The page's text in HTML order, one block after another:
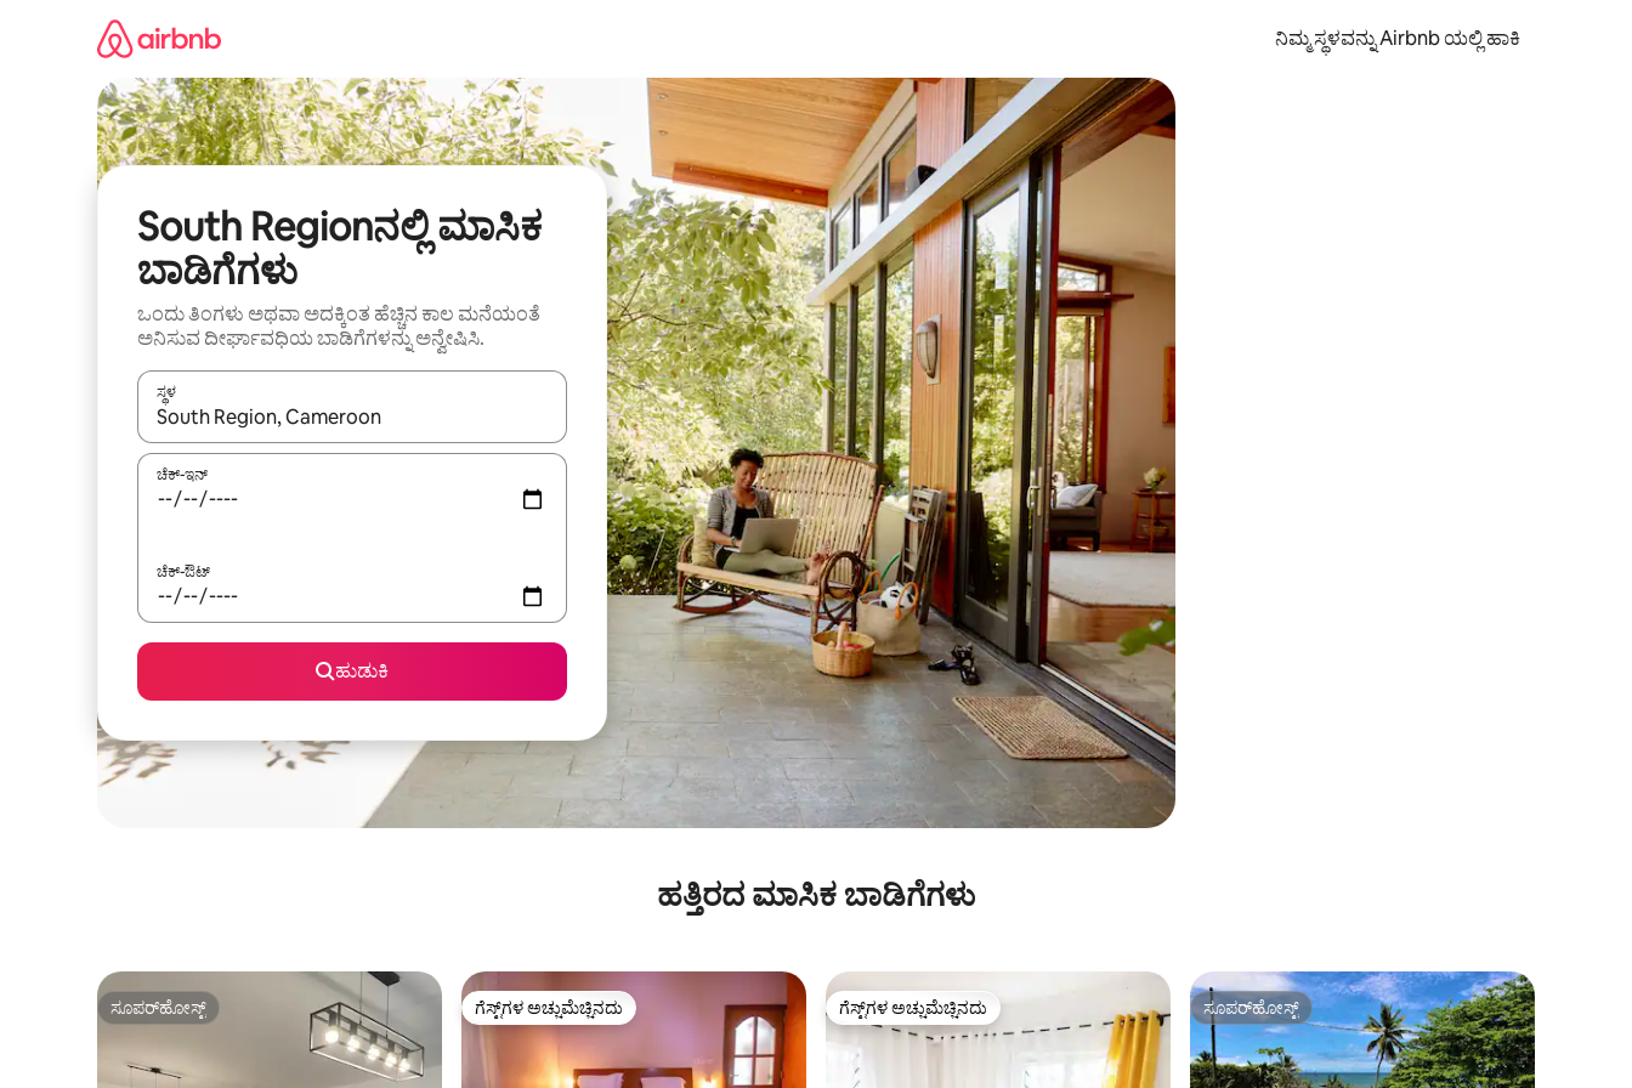
ನಿಮ್ಮ ಸ್ಥಳವನ್ನು Airbnb ಯಲ್ಲಿ ಹಾಕಿ
South Regionನಲ್ಲಿ ಮಾಸಿಕ
ಬಾಡಿಗೆಗಳು
ಒಂದು ತಿಂಗಳು ಅಥವಾ ಅದಕ್ಕಿಂತ ಹೆಚ್ಚಿನ ಕಾಲ ಮನೆಯಂತೆ
ಅನಿಸುವ ದೀರ್ಘಾವಧಿಯ ಬಾಡಿಗೆಗಳನ್ನು ಅನ್ವೇಷಿಸಿ.
ಸ್ಥಳ
ಫಲಿತಾಂಶಗಳು ಲಭ್ಯವಿರುವಾಗ, ಅಪ್ ಮತ್ತು ಡೌನ್ ಬಾಣದ ಕೀಲಿಗಳೊಂದಿಗೆ ನ್ಯಾವಿಗೇಟ್ ಮಾಡಿ ಅಥವಾ ಸ್ಪರ್ಶ ಅಥವಾ ಸ್ವೈಪ್ ಗೆಸ್ಚರ್‌ಗಳ ಮೂಲಕ ಅನ್ವೇಷಿಸಿ.
ಚೆಕ್-ಇನ್
ಚೆಕ್-ಔಟ್
ಹುಡುಕಿ
ಹತ್ತಿರದ ಮಾಸಿಕ ಬಾಡಿಗೆಗಳು
ಸೂಪರ್‌ಹೋಸ್ಟ್
ಸೂಪರ್‌ಹೋಸ್ಟ್ ಗೆಸ್ಟ್‌ಗಳ ಅಚ್ಚುಮೆಚ್ಚಿನದು
ಗೆಸ್ಟ್‌ಗಳ ಅಚ್ಚುಮೆಚ್ಚಿನದು ಗೆಸ್ಟ್‌ಗಳ ಅಚ್ಚುಮೆಚ್ಚಿನದು
ಗೆಸ್ಟ್‌ಗಳ ಅಚ್ಚುಮೆಚ್ಚಿನದು ಸೂಪರ್‌ಹೋಸ್ಟ್
ಸೂಪರ್‌ಹೋಸ್ಟ್